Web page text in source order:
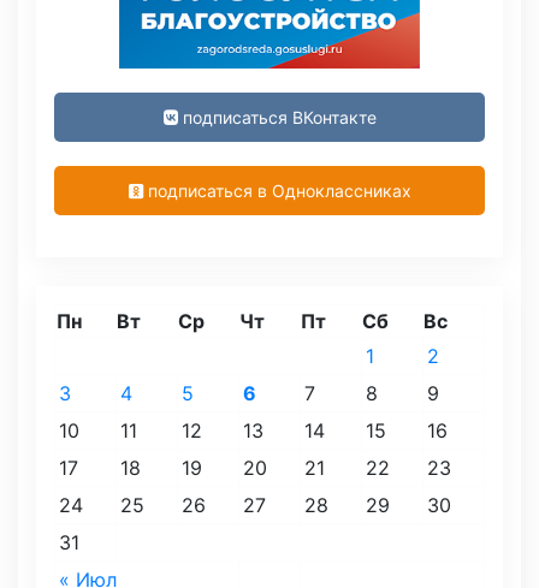
подписаться ВКонтакте
подписаться в Одноклассниках
Пн Вт Ср Чт Пт Сб Вс
« Июл
1
2
3
4 5 6 7 8
9
10
11 12 13 14 15
16
17
18 19 20 21 22
23
24
25 26 27 28 29
30
31